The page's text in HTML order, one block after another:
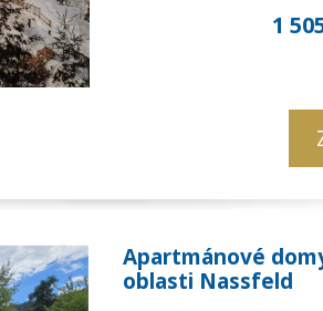
1
Apartmánové
oblasti Nassfeld